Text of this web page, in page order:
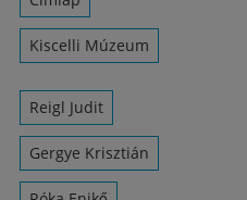
Kiscelli Múzeum
Reigl Judit
Gergye Krisztián